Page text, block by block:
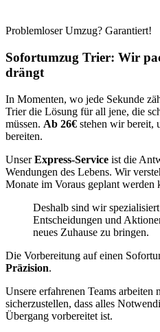
Problemloser Umzug? Garantiert!
Sofortumzug Trier: Wir
drängt
In Momenten, wo jede Sekunde
Trier die Lösung für all jene, die
müssen. Ab 26€ stehen wir bereit,
bereiten.
UnserExpress-Service ist die
Wendungen des Lebens. Wir
Monate im Voraus geplant werden
Deshalb sind wir
Entscheidungen und
neues Zuhause zu bringen.
Die Vorbereitung auf einen
Präzision.
Unsere erfahrenen Teams arbeiten
sicherzustellen, dass alles
Übergang vorbereitet ist.